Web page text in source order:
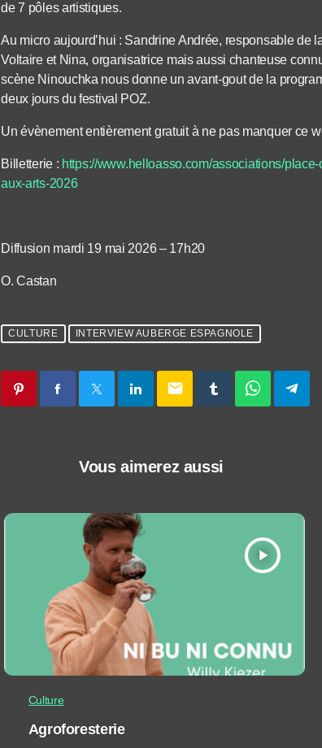
de 7 pôles artistiques.
Au micro aujourd’hui : Sandrine Andrée, responsable de
Voltaire et Nina, organisatrice mais aussi chanteuse
scène Ninouchka nous donne un avant-gout de la
deux jours du festival POZ.
Un évènement entièrement gratuit à ne pas manquer ce
Billetterie : https://www.helloasso.com/associations/
aux-arts-2026
Diffusion mardi 19 mai 2026 – 17h20
O. Castan
CULTURE INTERVIEW AUBERGE ESPAGNOLE
email
Vous aimerez aussi
play_arrow
Culture
Agroforesterie